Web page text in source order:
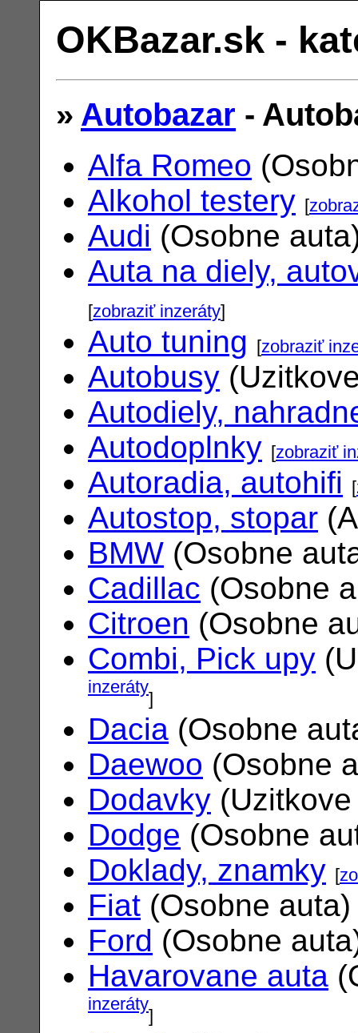
OKBazar.sk -
» Autobazar -
Alfa Romeo
Alkohol testery [
Audi (Osobne
Auta na diely,
[zobraziť inzeráty]
Auto tuning [zobraziť
Autobusy
Autodiely,
Autodoplnky [zobraziť
Autoradia, autohifi [
Autostop, stopar
BMW (Osobne
Cadillac (Osobne
Citroen (Osobne
Combi, Pick upy
inzeráty]
Dacia (Osobne
Daewoo (Osobne
Dodavky
Dodge (Osobne
Doklady, znamky [
Fiat (Osobne
Ford (Osobne
Havarovane auta
inzeráty]